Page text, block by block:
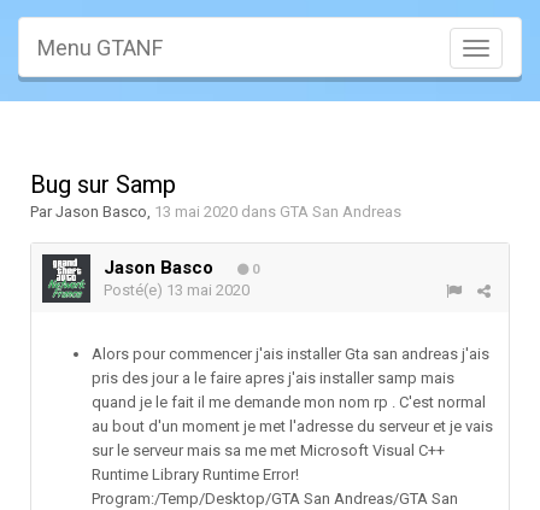
Toggle
Menu GTANF
Bug sur Samp
ParJason Basco, 13 mai 2020 dans GTA San Andreas
Jason Basco 0
Posté(e) 13 mai 2020
Alors pour commencer j'ais installer Gta san andreas j'ais
pris des jour a le faire apres j'ais installer samp mais
quand je le fait il me demande mon nom rp . C'est normal
au bout d'un moment je met l'adresse du serveur et je vais
sur le serveur mais sa me met Microsoft Visual C++
Runtime Library Runtime Error!
Program:/Temp/Desktop/GTA San Andreas/GTA San